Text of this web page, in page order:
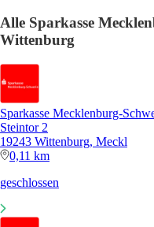
Alle Sparkasse
Wittenburg
Sparkasse Mecklenburg-
Steintor 2
19243 Wittenburg, Meckl
0,11 km
geschlossen